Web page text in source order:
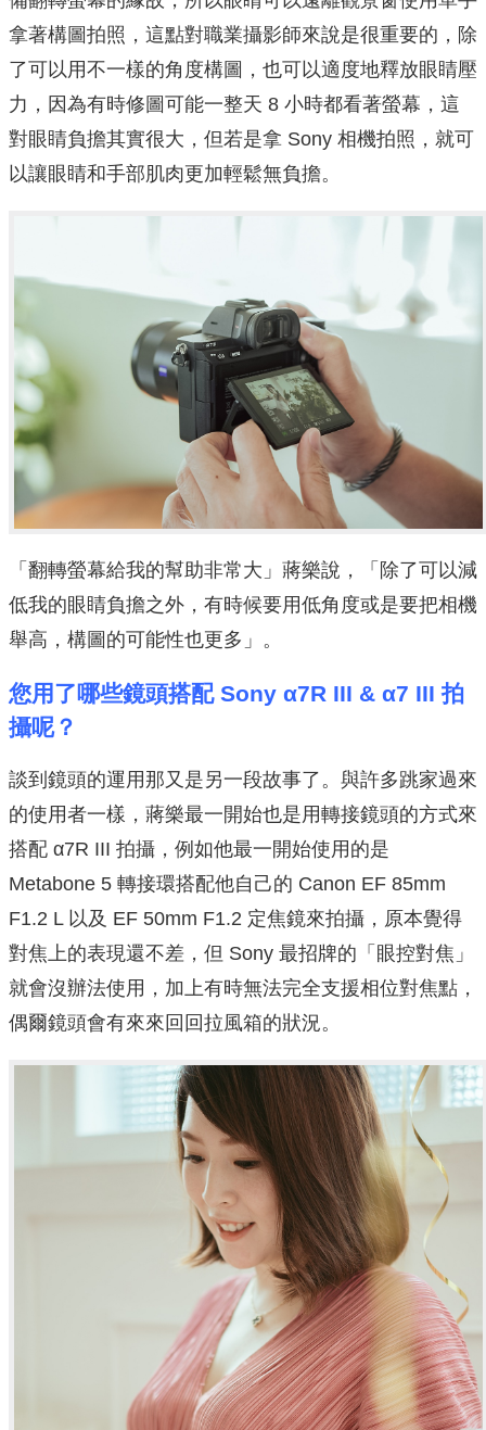
拿著構圖拍照，這點對職業攝影師來說是很重要的，除
了可以用不一樣的角度構圖，也可以適度地釋放眼睛壓
力，因為有時修圖可能一整天 8 小時都看著螢幕，這
對眼睛負擔其實很大，但若是拿 Sony 相機拍照，就可
以讓眼睛和手部肌肉更加輕鬆無負擔。
「翻轉螢幕給我的幫助非常大」蔣樂說，「除了可以減
低我的眼睛負擔之外，有時候要用低角度或是要把相機
舉高，構圖的可能性也更多」。
您用了哪些鏡頭搭配 Sony α7R III & α7 III 拍
攝呢？
談到鏡頭的運用那又是另一段故事了。與許多跳家過來
的使用者一樣，蔣樂最一開始也是用轉接鏡頭的方式來
搭配 α7R III 拍攝，例如他最一開始使用的是
Metabone 5 轉接環搭配他自己的 Canon EF 85mm
F1.2 L 以及 EF 50mm F1.2 定焦鏡來拍攝，原本覺得
對焦上的表現還不差，但 Sony 最招牌的「眼控對焦」
就會沒辦法使用，加上有時無法完全支援相位對焦點，
偶爾鏡頭會有來來回回拉風箱的狀況。